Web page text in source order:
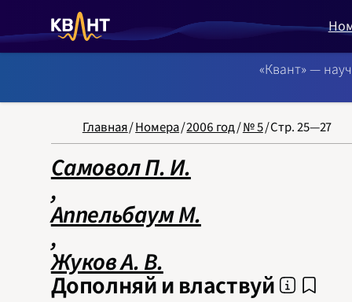
NB:
«Квант» —
Главная/Номера/2006 год/№ 5/Стр. 25—27
Самовол П. И.
‍,
Аппельбаум М.
‍,
Жуков А. В.
Дополняй и властвуй